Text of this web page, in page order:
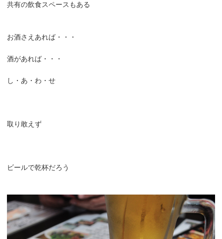
共有の飲食スペースもある
お酒さえあれば・・・
酒があれば・・・
し・あ・わ・せ
取り敢えず
ビールで乾杯だろう